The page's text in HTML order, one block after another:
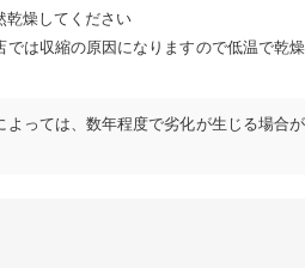
乾燥してください
では収縮の原因になりますので低温で乾燥
よっては、数年程度で劣化が生じる場合が